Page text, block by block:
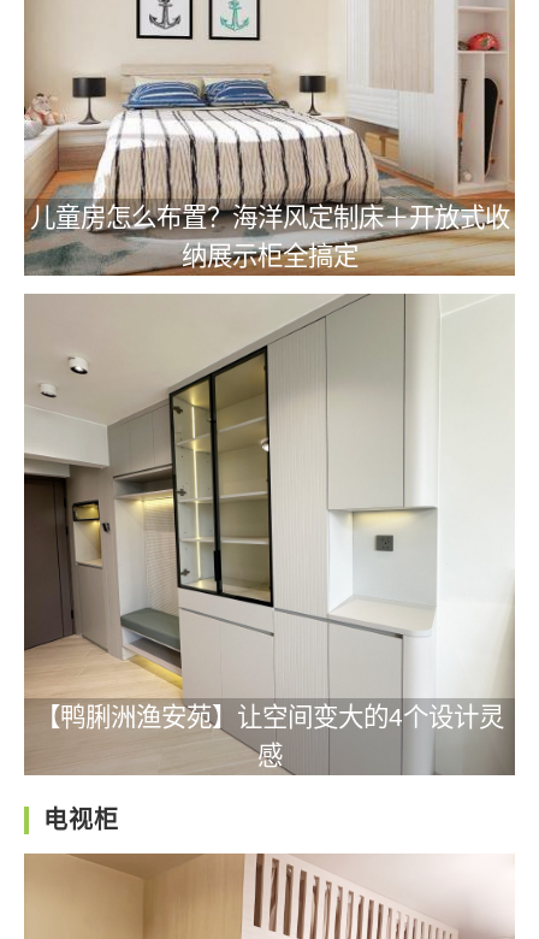
儿童房怎么布置？海洋风定制床＋开放式收
纳展示柜全搞定
【鸭脷洲渔安苑】让空间变大的4个设计灵
感
电视柜